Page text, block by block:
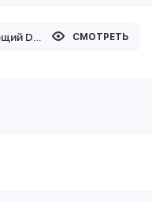
Инструкция Робот-пылесос моющий Dreame Bot X60 Ultra Complete Black СМОТРЕТЬ